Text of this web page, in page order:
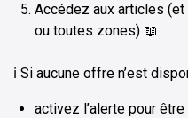
Accédez aux articles
ou toutes zones) 📖
ℹ️ Si aucune offre n’est
activez l’alerte pour